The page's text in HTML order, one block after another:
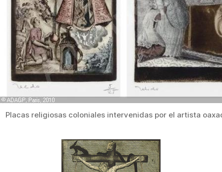
Placas religiosas coloniales intervenidas por el artista